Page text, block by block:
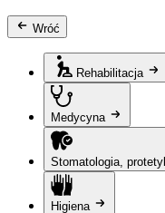
Wróć
Rehabilitacja
Medycyna
Stomatologia,
Higiena